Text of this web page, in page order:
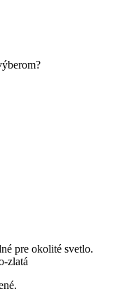
pre okolité svetlo.
zlatá